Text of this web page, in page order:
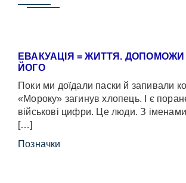
ЕВАКУАЦІЯ = ЖИТТЯ. ДОПОМОЖИ
ЙОГО
Поки ми доїдали паски й запивали
«Мороку» загинув хлопець. І є
військові цифри. Це люди. З
[…]
Позначки